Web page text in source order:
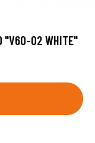
"V60-02 WHITE"